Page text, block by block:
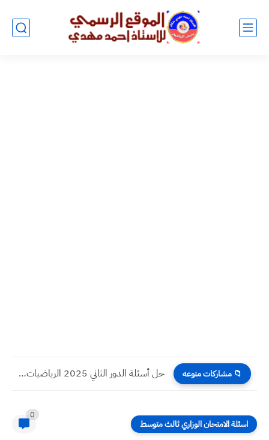
📁 مشاركات منوعه حل أسئلة الدور الثاني 2025 الرياضيات الثالث المتوسط
اسئلة الامتحان الوزاري ثالث متوسط
0